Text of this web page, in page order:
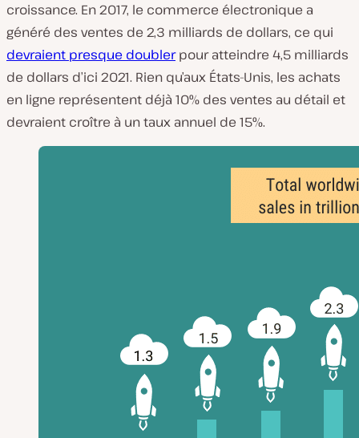
croissance. En 2017, le commerce électronique a
généré des ventes de 2,3 milliards de dollars, ce qui
devraient presque doublerpour atteindre 4,5 milliards
de dollars d’ici 2021. Rien qu’aux États-Unis, les achats
en ligne représentent déjà 10% des ventes au détail et
devraient croître à un taux annuel de 15%.